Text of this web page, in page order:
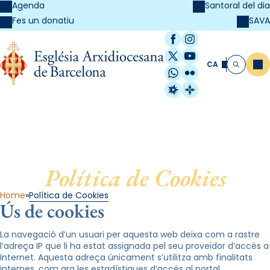
Agenda
Fes un donatiu
Santoral del dia
SAVA
Facebook
Instagram
X / Twitter
YouTube
WhatsApp
Flickr
Radio Estel
Catalunya
CA Cerca
Política de Cookies
Home Política de Cookies
Ús de cookies
La navegació d’un usuari per aquesta web deixa com a rastre
l’adreça IP que li ha estat assignada pel seu proveïdor d’accés a
Internet. Aquesta adreça únicament s’utilitza amb finalitats